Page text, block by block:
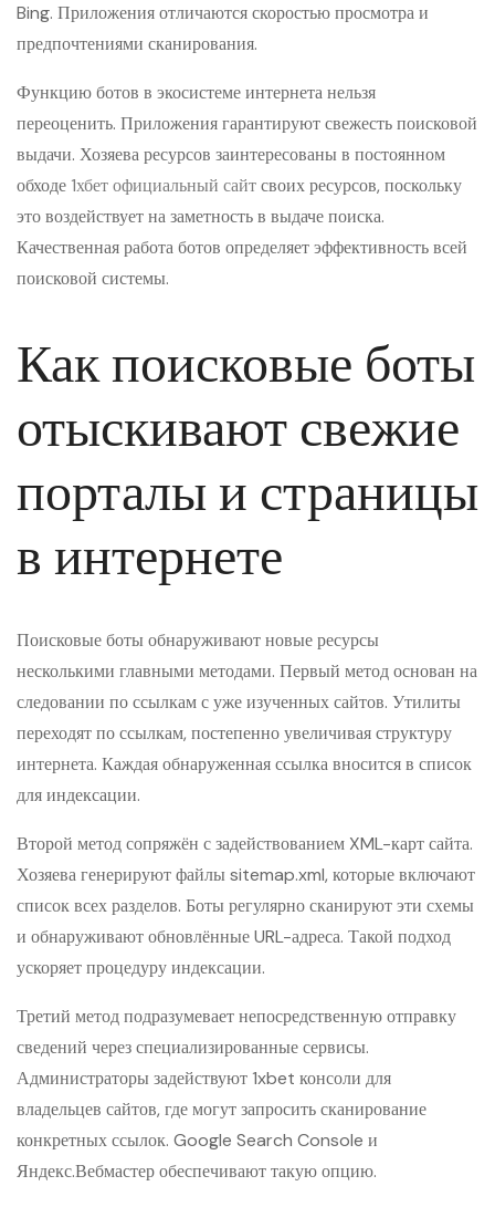
Bing. Приложения отличаются скоростью просмотра и
предпочтениями сканирования.
Функцию ботов в экосистеме интернета нельзя
переоценить. Приложения гарантируют свежесть поисковой
выдачи. Хозяева ресурсов заинтересованы в постоянном
обходе1хбет официальный сайтсвоих ресурсов, поскольку
это воздействует на заметность в выдаче поиска.
Качественная работа ботов определяет эффективность всей
поисковой системы.
Как поисковые боты
отыскивают свежие
порталы и страницы
в интернете
Поисковые боты обнаруживают новые ресурсы
несколькими главными методами. Первый метод основан на
следовании по ссылкам с уже изученных сайтов. Утилиты
переходят по ссылкам, постепенно увеличивая структуру
интернета. Каждая обнаруженная ссылка вносится в список
для индексации.
Второй метод сопряжён с задействованием XML-карт сайта.
Хозяева генерируют файлы sitemap.xml, которые включают
список всех разделов. Боты регулярно сканируют эти схемы
и обнаруживают обновлённые URL-адреса. Такой подход
ускоряет процедуру индексации.
Третий метод подразумевает непосредственную отправку
сведений через специализированные сервисы.
Администраторы задействуют 1xbet консоли для
владельцев сайтов, где могут запросить сканирование
конкретных ссылок. Google Search Console и
Яндекс.Вебмастер обеспечивают такую опцию.